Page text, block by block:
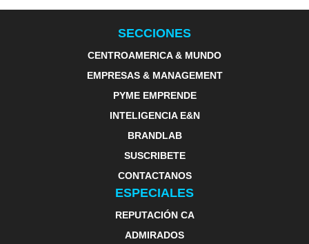
SECCIONES
CENTROAMERICA & MUNDO
EMPRESAS & MANAGEMENT
PYME EMPRENDE
INTELIGENCIA E&N
BRANDLAB
SUSCRIBETE
CONTACTANOS
ESPECIALES
REPUTACIÓN CA
ADMIRADOS